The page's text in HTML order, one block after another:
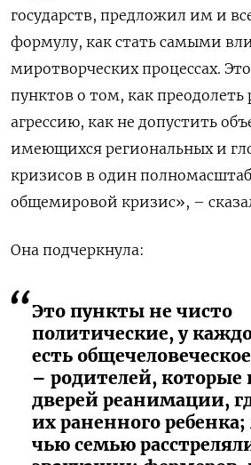
государств, предложил им и
формулу, как стать самыми
миротворческих процессах.
пунктов о том, как преодолеть
агрессию, как не допустить
имеющихся региональных и
кризисов в один
общемировой кризис», –
Она подчеркнула:
Это пункты не чисто
политические, у
есть
– родителей, которые
дверей реанимации,
их раненного
чью семью